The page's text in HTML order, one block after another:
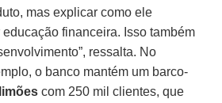
mas explicar como ele
financeira. Isso também
ressalta. No
o banco mantém um barco-
com 250 mil clientes, que